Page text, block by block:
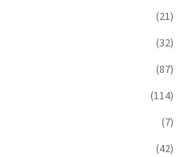
(21)
(32)
(87)
(114)
(7)
(42)